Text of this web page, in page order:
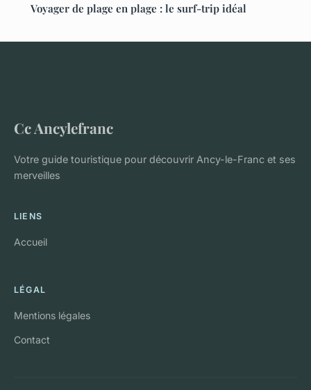
Voyager de plage en plage : le surf-trip idéal
Cc Ancylefranc
Votre guide touristique pour découvrir Ancy-le-Franc et ses
merveilles
LIENS
Accueil
LÉGAL
Mentions légales
Contact